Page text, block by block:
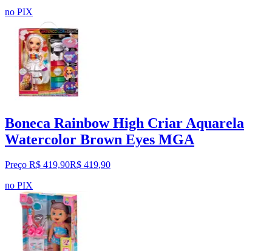
no PIX
Boneca Rainbow High Criar Aquarela
Watercolor Brown Eyes MGA
Preço R$ 419,90R$ 419,90
no PIX